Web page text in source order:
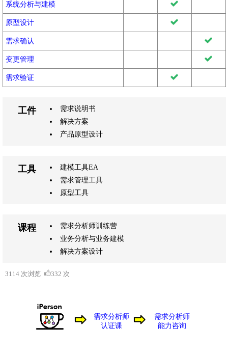
系统分析与建模
原型设计
需求确认
变更管理
需求验证
工件
需求说明书
解决方案
产品原型设计
工具
建模工具EA
需求管理工具
原型工具
课程
需求分析师训练营
业务分析与业务建模
解决方案设计
3114 次浏览 332 次
需求分析师
认证课
需求分析师
能力咨询